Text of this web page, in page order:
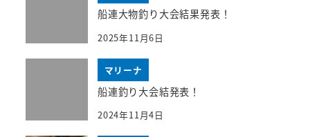
船連大物釣り大会結果発表！
2025年11月6日
マリーナ
船連釣り大会結発表！
2024年11月4日